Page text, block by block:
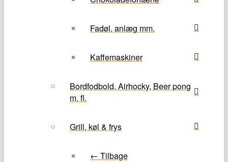
Fadøl, anlæg mm.
Kaffemaskiner
Bordfodbold, Airhocky, Beer pong
m. fl.
Grill, køl & frys
← Tilbage